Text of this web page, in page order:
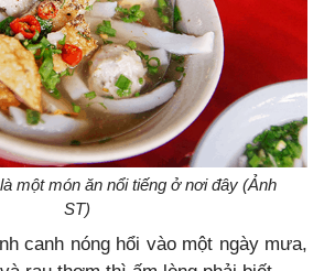
một món ăn nổi tiếng ở nơi đây (Ảnh
ST)
canh nóng hổi vào một ngày mưa,